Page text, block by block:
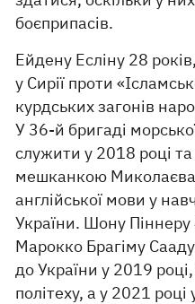
боєприпасів.
Ейдену Есліну 28
у Сирії проти
курдських загонів
У 36-й бригаді
служити у 2018 році
мешканкою
англійської мови у
України. Шону
Марокко Брагіму
до України у 2019
політеху, а у 2021